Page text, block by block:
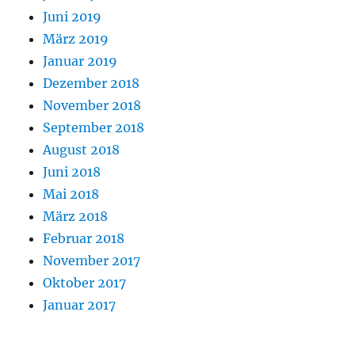
Juni 2019
März 2019
Januar 2019
Dezember 2018
November 2018
September 2018
August 2018
Juni 2018
Mai 2018
März 2018
Februar 2018
November 2017
Oktober 2017
Januar 2017